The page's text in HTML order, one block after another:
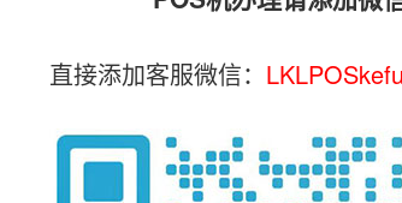
直接添加客服微信： LKLPOSkefu_